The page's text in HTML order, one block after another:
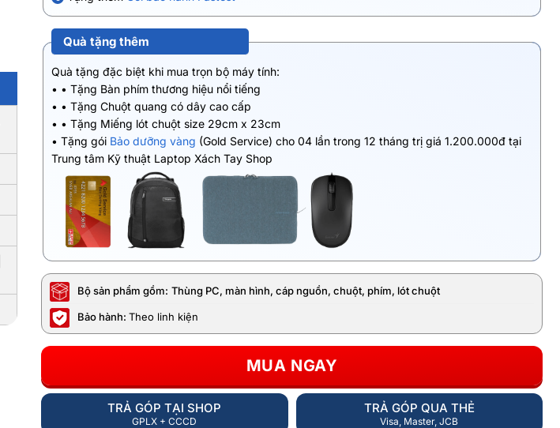
Quà tặng thêm
Quà tặng đặc biệt khi mua trọn bộ máy tính:
• • Tặng Bàn phím thương hiệu nổi tiếng
• • Tặng Chuột quang có dây cao cấp
• • Tặng Miếng lót chuột size 29cm x 23cm
• Tặng gói Bảo dưỡng vàng (Gold Service) cho 04 lần trong 12 tháng trị giá 1.200.000đ tại
Trung tâm Kỹ thuật Laptop Xách Tay Shop
Bộ sản phẩm gồm: Thùng PC, màn hình, cáp nguồn, chuột, phím, lót chuột
Bảo hành: Theo linh kiện
MUA NGAY
TRẢ GÓP TẠI SHOP
GPLX + CCCD
TRẢ GÓP QUA THẺ
Visa, Master, JCB